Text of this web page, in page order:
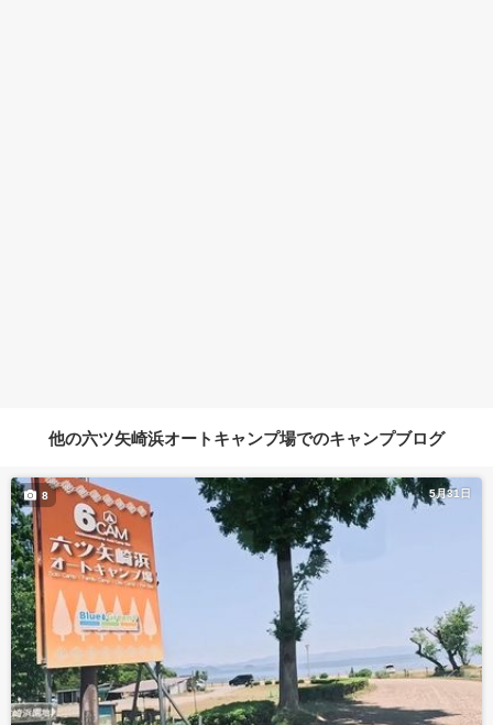
他の六ツ矢崎浜オートキャンプ場でのキャンプブログ
5月31日
8